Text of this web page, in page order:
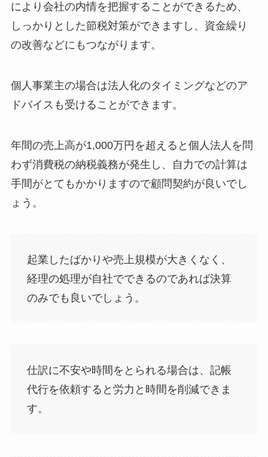
により会社の内情を把握することができるため、
しっかりとした節税対策ができますし、資金繰り
の改善などにもつながります。
個人事業主の場合は法人化のタイミングなどのア
ドバイスも受けることができます。
年間の売上高が1,000万円を超えると個人法人を問
わず消費税の納税義務が発生し、自力での計算は
手間がとてもかかりますので顧問契約が良いでし
ょう。
起業したばかりや売上規模が大きくなく、
経理の処理が自社でできるのであれば決算
のみでも良いでしょう。
仕訳に不安や時間をとられる場合は、記帳
代行を依頼すると労力と時間を削減できま
す。